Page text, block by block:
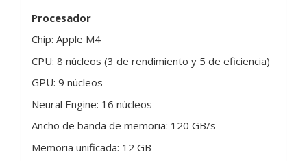
Procesador
Chip: Apple M4
CPU: 8 núcleos (3 de rendimiento y 5 de eficiencia)
GPU: 9 núcleos
Neural Engine: 16 núcleos
Ancho de banda de memoria: 120 GB/s
Memoria unificada: 12 GB